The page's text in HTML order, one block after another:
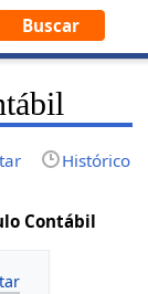
Histórico
Contábil